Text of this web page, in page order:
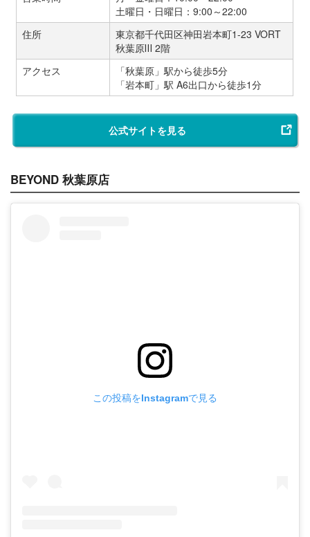
土曜日・日曜日：9:00～22:00
住所
東京都千代田区神田岩本町1-23 VORT
秋葉原Ⅲ 2階
アクセス
「秋葉原」駅から徒歩5分
「岩本町」駅 A6出口から徒歩1分
公式サイトを見る
BEYOND 秋葉原店
この投稿をInstagramで見る